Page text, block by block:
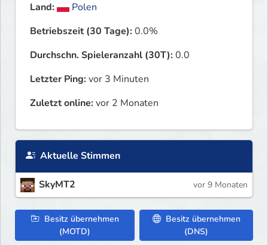
Land:
Polen
Betriebszeit (30 Tage):0.0%
Durchschn. Spieleranzahl (30T):0.0
Letzter Ping:vor 3 Minuten
Zuletzt online:vor 2 Monaten
Aktuelle Stimmen
SkyMT2 vor 9 Monaten
Besitz übernehmen
(MOTD)
Besitz übernehmen
(DNS)